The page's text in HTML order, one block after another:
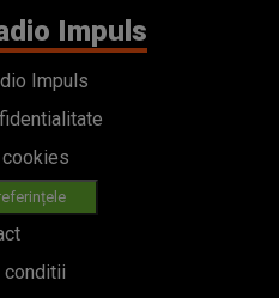
Impuls
Impuls
conditii